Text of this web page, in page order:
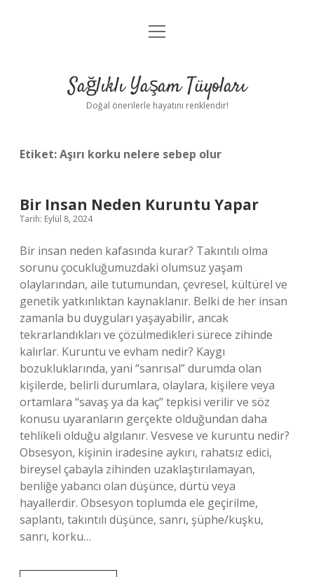
Anasayfa
Yasal Uyarı
menüyü
Sağlıklı Yaşam Tüyoları
Doğal önerilerle hayatını renklendir!
Etiket:Aşırı korku nelere sebep olur
Bir Insan Neden Kuruntu Yapar
Tarih: Eylül 8, 2024
Bir insan neden kafasında kurar? Takıntılı olma
sorunu çocukluğumuzdaki olumsuz yaşam
olaylarından, aile tutumundan, çevresel, kültürel ve
genetik yatkınlıktan kaynaklanır. Belki de her insan
zamanla bu duyguları yaşayabilir, ancak
tekrarlandıkları ve çözülmedikleri sürece zihinde
kalırlar. Kuruntu ve evham nedir? Kaygı
bozukluklarında, yani “sanrısal” durumda olan
kişilerde, belirli durumlara, olaylara, kişilere veya
ortamlara “savaş ya da kaç” tepkisi verilir ve söz
konusu uyaranların gerçekte olduğundan daha
tehlikeli olduğu algılanır. Vesvese ve kuruntu nedir?
Obsesyon, kişinin iradesine aykırı, rahatsız edici,
bireysel çabayla zihinden uzaklaştırılamayan,
benliğe yabancı olan düşünce, dürtü veya
hayallerdir. Obsesyon toplumda ele geçirilme,
saplantı, takıntılı düşünce, sanrı, şüphe/kuşku,
sanrı, korku…